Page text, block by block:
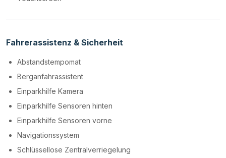
Fahrerassistenz & Sicherheit
Abstandstempomat
Berganfahrassistent
Einparkhilfe Kamera
Einparkhilfe Sensoren hinten
Einparkhilfe Sensoren vorne
Navigationssystem
Schlüssellose Zentralverriegelung